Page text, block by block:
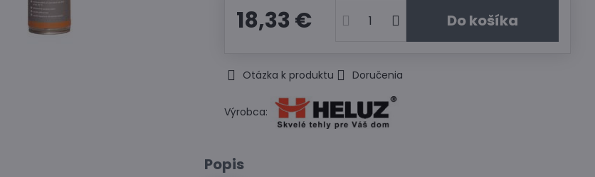
18,33 € Do košíka
Otázka k produktu Doručenia
Výrobca:
Popis